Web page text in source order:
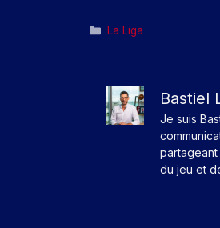
Catégories
La Liga
Bastiel
Je suis
du jeu et